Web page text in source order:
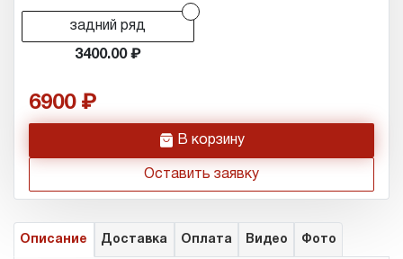
задний ряд
3400.00
6900
h В корзину
Оставить заявку
Описание Доставка Оплата Видео Фото